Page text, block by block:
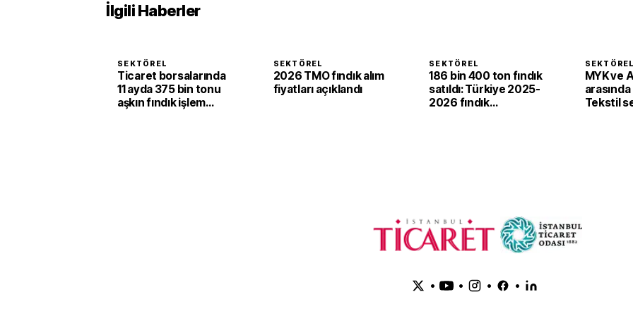
İlgili Haberler
SEKTÖREL
Ticaret borsalarında
11 ayda 375 bin tonu
aşkın fındık işlem
SEKTÖREL
2026 TMO fındık alım
fiyatları açıklandı
SEKTÖREL
186 bin 400 ton fındık
satıldı: Türkiye 2025-
2026 fındık
SEKTÖREL
MYK ve
Tekstil
• • • •